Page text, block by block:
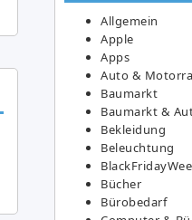
Allgemein
Apple
Apps
Auto &
Baumarkt
Baumarkt &
Bekleidung
Beleuchtung
Bücher
Bürobedarf